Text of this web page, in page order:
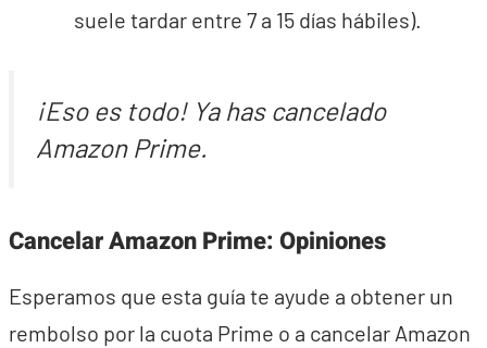
suele tardar entre 7 a 15 días hábiles).
¡Eso es todo! Ya has cancelado
Amazon Prime.
Cancelar Amazon Prime: Opiniones
Esperamos que esta guía te ayude a obtener un
rembolso por la cuota Prime o a cancelar Amazon